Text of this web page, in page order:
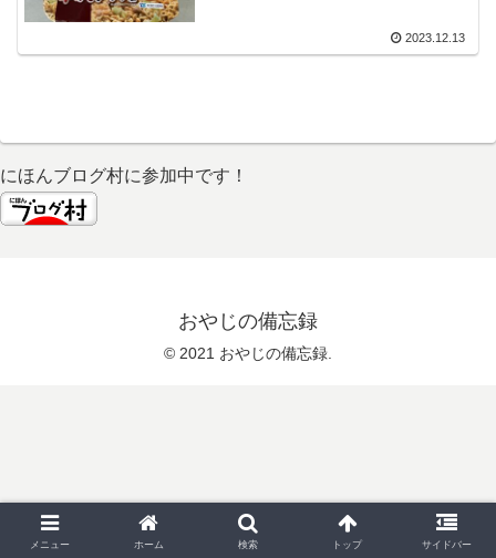
2023.12.13
にほんブログ村に参加中です！
おやじの備忘録
© 2021 おやじの備忘録.
メニュー ホーム 検索 トップ サイドバー